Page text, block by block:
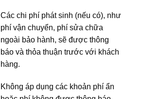
Các chi phí phát sinh (nếu có), như
phí vận chuyển, phí sửa chữa
ngoài bảo hành, sẽ được thông
báo và thỏa thuận trước với khách
hàng.
Không áp dụng các khoản phí ẩn